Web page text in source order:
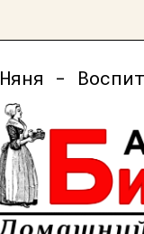
Няня -